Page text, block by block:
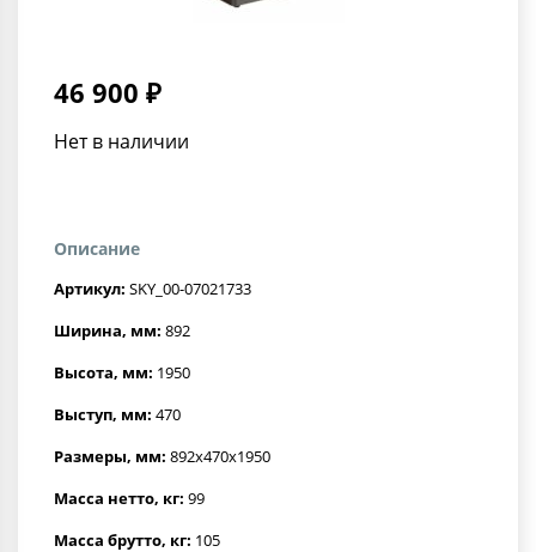
46 900 ₽
Нет в наличии
Описание
Артикул: SKY_00-07021733
Ширина, мм: 892
Высота, мм: 1950
Выступ, мм: 470
Размеры, мм: 892x470x1950
Масса нетто, кг: 99
Масса брутто, кг: 105